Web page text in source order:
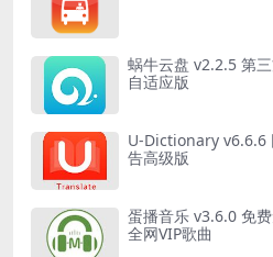
蜗牛云盘 v2.2.5 第
自适应版
U-Dictionary v6.6.6
告高级版
蛋播音乐 v3.6.0 免
全网VIP歌曲